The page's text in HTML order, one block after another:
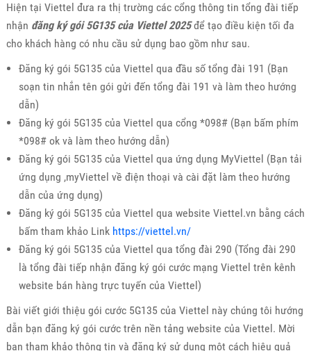
Hiện tại Viettel đưa ra thị trường các cổng thông tin tổng đài tiếp
nhận đăng ký gói 5G135 của Viettel 2025để tạo điều kiện tối đa
cho khách hàng có nhu cầu sử dụng bao gồm như sau.
Đăng ký gói 5G135 của Viettel qua đầu số tổng đài 191 (Bạn
soạn tin nhắn tên gói gửi đến tổng đài 191 và làm theo hướng
dẫn)
Đăng ký gói 5G135 của Viettel qua cổng *098# (Bạn bấm phím
*098# ok và làm theo hướng dẫn)
Đăng ký gói 5G135 của Viettel qua ứng dụng MyViettel (Bạn tải
ứng dụng ,myViettel về điện thoại và cài đặt làm theo hướng
dẫn của ứng dụng)
Đăng ký gói 5G135 của Viettel qua website Viettel.vn bằng cách
bấm tham khảo Link https://viettel.vn/
Đăng ký gói 5G135 của Viettel qua tổng đài 290 (Tổng đài 290
là tổng đài tiếp nhận đăng ký gói cước mạng Viettel trên kênh
website bán hàng trực tuyến của Viettel)
Bài viết giới thiệu gói cước 5G135 của Viettel này chúng tôi hướng
dẫn bạn đăng ký gói cước trên nền tảng website của Viettel. Mời
bạn tham khảo thông tin và đăng ký sử dụng một cách hiệu quả